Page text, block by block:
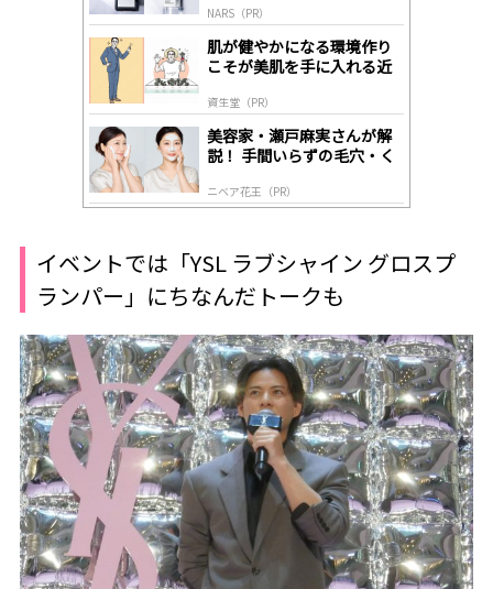
NARS（PR）
肌が健やかになる環境作り
こそが美肌を手に入れる近
資生堂（PR）
美容家・瀬戸麻実さんが解
説！ 手間いらずの毛穴・く
ニベア花王（PR）
イベントでは「YSL ラブシャイン グロスプ
ランパー」にちなんだトークも